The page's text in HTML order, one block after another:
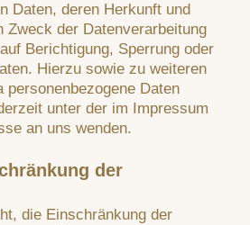
Daten, deren Herkunft und
Zweck der Datenverarbeitung
Berichtigung, Sperrung oder
Hierzu sowie zu weiteren
personenbezogene Daten
unter der im Impressum
an uns wenden.
der
die Einschränkung der